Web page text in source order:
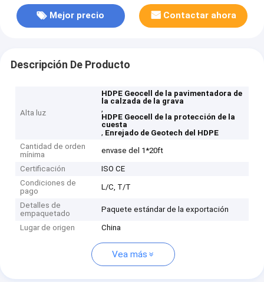
Mejor precio Contactar ahora
Descripción De Producto
Alta luz
HDPE Geocell de la pavimentadora de
la calzada de la grava
,
HDPE Geocell de la protección de la
cuesta
, Enrejado de Geotech del HDPE
Cantidad de orden
mínima
envase del 1*20ft
Certificación
ISO CE
Condiciones de
pago
L/C, T/T
Detalles de
empaquetado
Paquete estándar de la exportación
Lugar de origen China
Vea más